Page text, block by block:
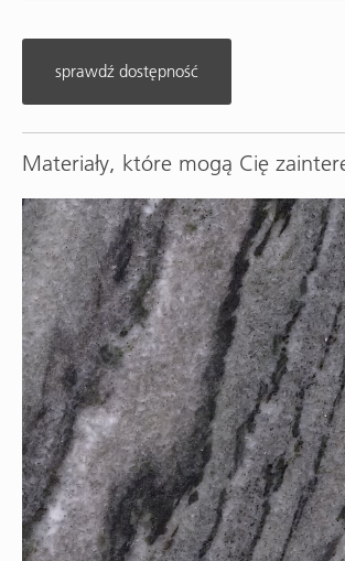
sprawdź dostępność
Materiały, które mogą Cię